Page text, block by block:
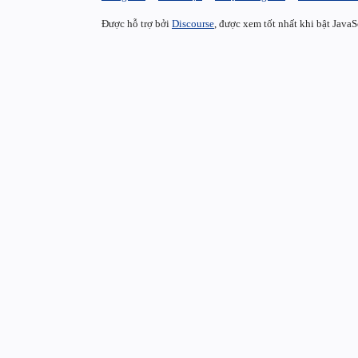
Được hỗ trợ bởi Discourse, được xem tốt nhất khi bật